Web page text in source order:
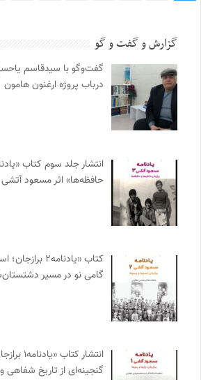
گزارش و گفت و گو
گفت‌وگو با سیدقاسم
درباب پروژه ارغنون هامون
حافظه‌ها» اثر مسعود آتشی
کتاب
گامی نو در مسیر
انتشار
گنجینه‌ای از تاریخ